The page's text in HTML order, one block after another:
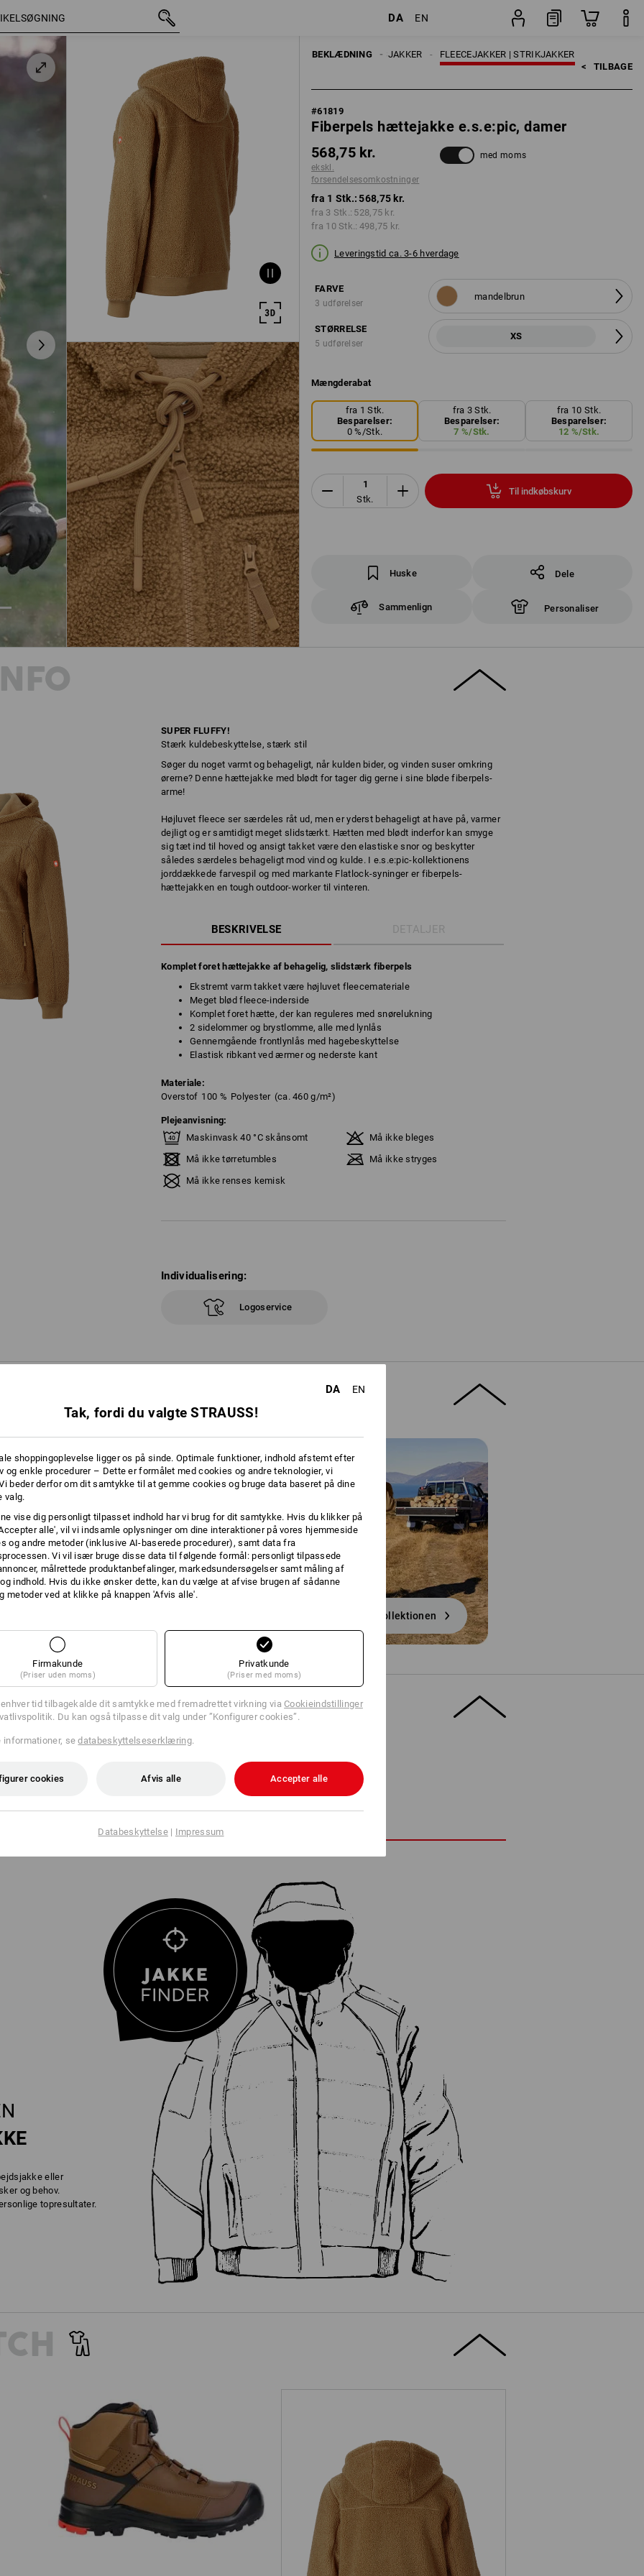
DA EN
BEKLÆDNING FLEECEJAKKER | STRIKJAKKER
ARBEJDSJAKKER
DAMER
< TILBAGE
#61819
Fiberpels hættejakke e.s.e:pic, damer
568,75 kr.
ekskl.
forsendelsesomkostninger
med moms
fra 1 Stk.: 568,75 kr.
fra 3 Stk.: 528,75 kr.
fra 10 Stk.: 498,75 kr.
Leveringstid ca. 3-6 hverdage
FARVE
3 udførelser
mandelbrun
STØRRELSE
5 udførelser
XS
Mængderabat
fra 1 Stk.
Besparelser:
0 %/Stk.
fra 3 Stk.
Besparelser:
7 %/Stk.
fra 10 Stk.
Besparelser:
12 %/Stk.
Stk.
Til indkøbskurv
Huske Dele
Sammenlign Personaliser
XS 568,75 kr.
SUPER FLUFFY!
Stærk kuldebeskyttelse, stærk stil
Søger du noget varmt og behageligt, når kulden bider, og vinden suser omkring
ørerne? Denne hættejakke med blødt for tager dig gerne i sine bløde fiberpels-
arme!
Højluvet fleece ser særdeles råt ud, men er yderst behageligt at have på, varmer
dejligt og er samtidigt meget slidstærkt. Hætten med blødt inderfor kan smyge
sig tæt ind til hoved og ansigt takket være den elastiske snor og beskytter
således særdeles behageligt mod vind og kulde. I e.s.e:pic-kollektionens
jorddækkede farvespil og med markante Flatlock-syninger er fiberpels-
hættejakken en tough outdoor-worker til vinteren.
BESKRIVELSE DETALJER
Komplet foret hættejakke af behagelig, slidstærk fiberpels
Ekstremt varm takket være højluvet fleecemateriale
Meget blød fleece-inderside
Komplet foret hætte, der kan reguleres med snørelukning
2 sidelommer og brystlomme, alle med lynlås
Gennemgående frontlynlås med hagebeskyttelse
Elastisk ribkant ved ærmer og nederste kant
Materiale:
Overstof 100 % Polyester (ca. 460 g/m²)
Plejeanvisning:
Maskinvask 40 °C skånsomt
Må ikke bleges
Må ikke tørretumbles
Må ikke stryges
Må ikke renses kemisk
Individualisering:
Logoservice
OPLYSNINGER
til kollektionen
jakke
eller
og behov.
topresultater.
Fiberpels hættejakke e.s.e:pic, damer
S3 sikkerhedssko e.s. Sawato mid
DA EN
Tak, fordi du valgte STRAUSS!
shoppingoplevelse ligger os på sinde. Optimale funktioner, indhold afstemt efter
og enkle procedurer – Dette er formålet med cookies og andre teknologier, vi
beder derfor om dit samtykke til at gemme cookies og bruge data baseret på dine
valg.
vise dig personligt tilpasset indhold har vi brug for dit samtykke. Hvis du klikker på
alle', vil vi indsamle oplysninger om dine interaktioner på vores hjemmeside
og andre metoder (inklusive AI-baserede procedurer), samt data fra
Vi vil især bruge disse data til følgende formål: personligt tilpassede
målrettede produktanbefalinger, markedsundersøgelser samt måling af
indhold. Hvis du ikke ønsker dette, kan du vælge at afvise brugen af sådanne
metoder ved at klikke på knappen 'Afvis alle'.
Firmakunde
(Priser uden moms)
Privatkunde
(Priser med moms)
tid tilbagekalde dit samtykke med fremadrettet virkning viaCookieindstillinger
Du kan også tilpasse dit valg under ”Konfigurer cookies”.
informationer, sedatabeskyttelseserklæring.
cookies Afvis alle Accepter alle
Databeskyttelse| Impressum